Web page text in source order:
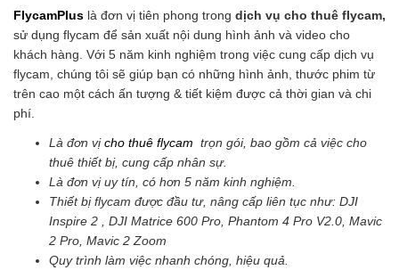
FlycamPlus là đơn vị tiên phong trong dịch vụ cho thuê flycam,
sử dụng flycam để sản xuất nội dung hình ảnh và video cho
khách hàng. Với 5 năm kinh nghiệm trong việc cung cấp dịch vụ
flycam, chúng tôi sẽ giúp bạn có những hình ảnh, thước phim từ
trên cao một cách ấn tượng & tiết kiệm được cả thời gian và chi
phí.
Là đơn vịcho thuê flycam trọn gói, bao gồm cả việc cho
thuê thiết bị, cung cấp nhân sự.
Là đơn vị uy tín, có hơn 5 năm kinh nghiệm.
Thiết bị flycam được đầu tư, nâng cấp liên tục như: DJI
Inspire 2 , DJI Matrice 600 Pro, Phantom 4 Pro V2.0, Mavic
2 Pro, Mavic 2 Zoom
Quy trình làm việc nhanh chóng, hiệu quả.